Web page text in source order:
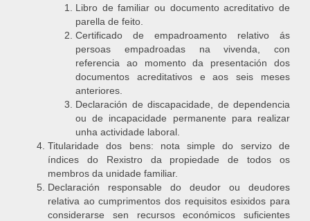
Libro de familiar ou documento acreditativo de
parella de feito.
Certificado de empadroamento relativo ás
persoas empadroadas na vivenda, con
referencia ao momento da presentación dos
documentos acreditativos e aos seis meses
anteriores.
Declaración de discapacidade, de dependencia
ou de incapacidade permanente para realizar
unha actividade laboral.
Titularidade dos bens: nota simple do servizo de
índices do Rexistro da propiedade de todos os
membros da unidade familiar.
Declaración responsable do deudor ou deudores
relativa ao cumprimentos dos requisitos esixidos para
considerarse sen recursos económicos suficientes